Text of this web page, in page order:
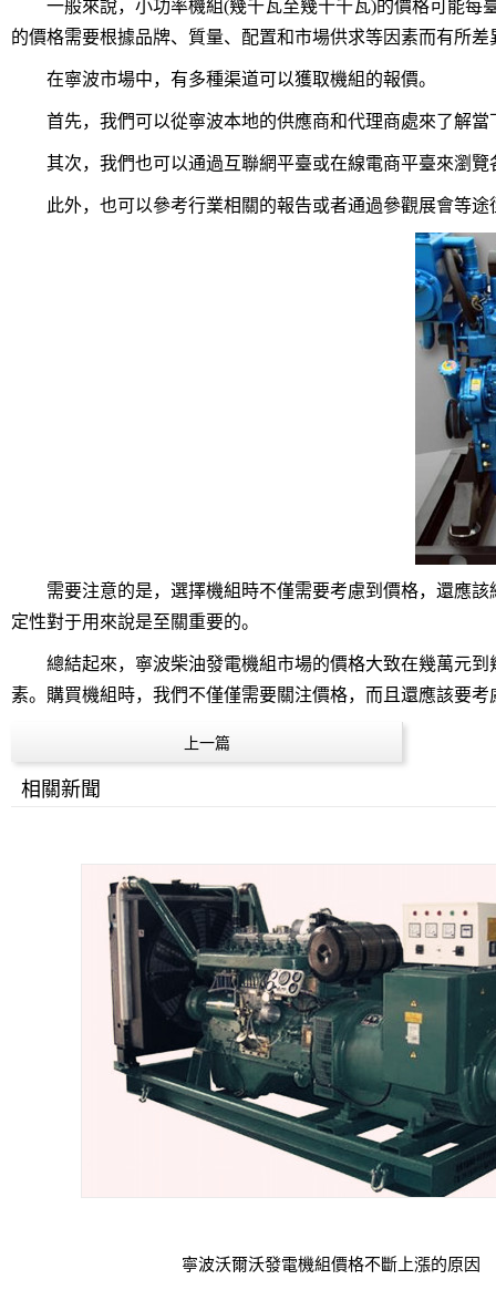
一般來說，小功率機組(幾千瓦至幾十千瓦)的價格可能每
的價格需要根據品牌、質量、配置和市場供求等因素而有所
在寧波市場中，有多種渠道可以獲取機組的報價。
首先，我們可以從寧波本地的供應商和代理商處來了解當
其次，我們也可以通過互聯網平臺或在線電商平臺來瀏覽
此外，也可以參考行業相關的報告或者通過參觀展會等途
需要注意的是，選擇機組時不僅需要考慮到價格，還應該
定性對于用來說是至關重要的。
總結起來，寧波柴油發電機組市場的價格大致在幾萬元到
素。購買機組時，我們不僅僅需要關注價格，而且還應該要
上一篇
相關新聞
寧波沃爾沃發電機組價格不斷上漲的原因